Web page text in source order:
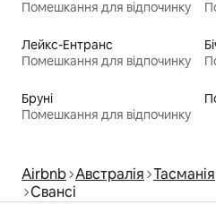
Помешкання для відпочинку
Лейкс-Ентранс
Помешкання для відпочинку
Бруні
Помешкання для відпочинку
Airbnb Австралія Тасманія
Свансі